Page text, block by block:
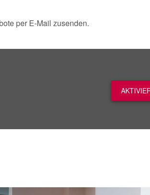
per E-Mail zusenden.